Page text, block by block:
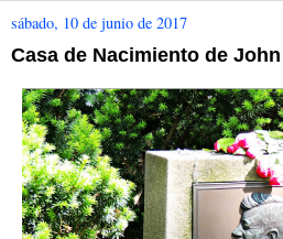
sábado, 10 de junio de 2017
Casa de Nacimiento de